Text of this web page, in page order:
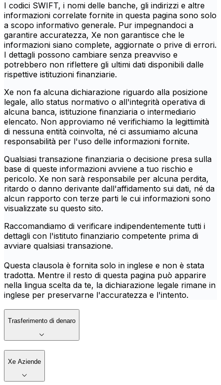
I codici SWIFT, i nomi delle banche, gli indirizzi e altre
informazioni correlate fornite in questa pagina sono solo
a scopo informativo generale. Pur impegnandoci a
garantire accuratezza, Xe non garantisce che le
informazioni siano complete, aggiornate o prive di errori.
I dettagli possono cambiare senza preavviso e
potrebbero non riflettere gli ultimi dati disponibili dalle
rispettive istituzioni finanziarie.
Xe non fa alcuna dichiarazione riguardo alla posizione
legale, allo status normativo o all'integrità operativa di
alcuna banca, istituzione finanziaria o intermediario
elencato. Non approviamo né verifichiamo la legittimità
di nessuna entità coinvolta, né ci assumiamo alcuna
responsabilità per l'uso delle informazioni fornite.
Qualsiasi transazione finanziaria o decisione presa sulla
base di queste informazioni avviene a tuo rischio e
pericolo. Xe non sarà responsabile per alcuna perdita,
ritardo o danno derivante dall'affidamento sui dati, né da
alcun rapporto con terze parti le cui informazioni sono
visualizzate su questo sito.
Raccomandiamo di verificare indipendentemente tutti i
dettagli con l'istituto finanziario competente prima di
avviare qualsiasi transazione.
Questa clausola è fornita solo in inglese e non è stata
tradotta. Mentre il resto di questa pagina può apparire
nella lingua scelta da te, la dichiarazione legale rimane in
inglese per preservarne l'accuratezza e l'intento.
Trasferimento di denaro
Xe Aziende